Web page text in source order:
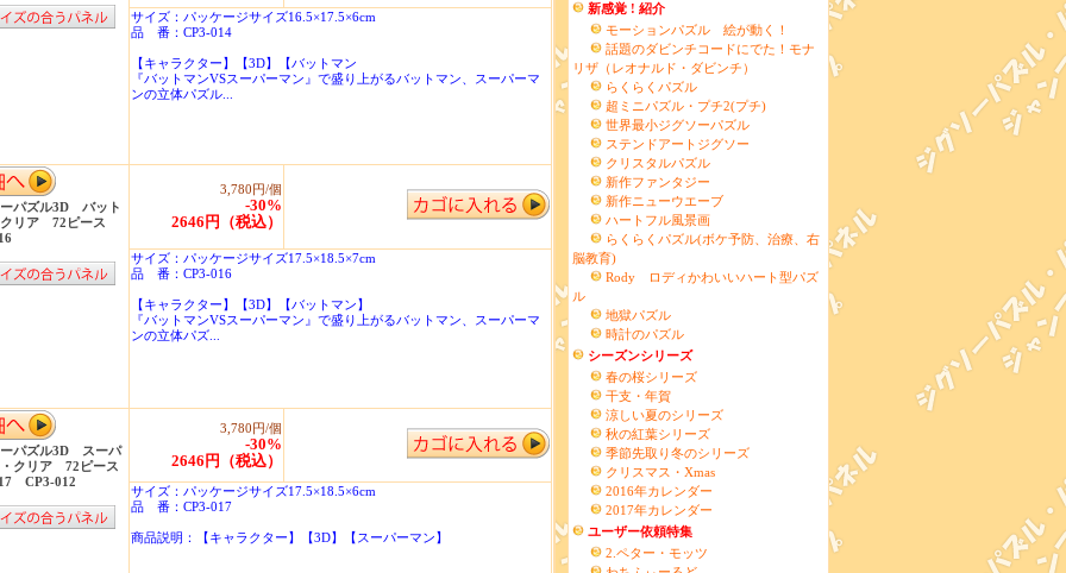
サイズ：パッケージサイズ16.5×17.5×6cm
品 番：CP3-014
【キャラクター】【3D】【バットマン
『バットマンVSスーパーマン』で盛り上がるバットマン、スーパーマ
ンの立体パズル...
パズル3D バット
リア 72ピース
3,780円/個
-30%
2646円（税込）
サイズ：パッケージサイズ17.5×18.5×7cm
品 番：CP3-016
【キャラクター】【3D】【バットマン】
『バットマンVSスーパーマン』で盛り上がるバットマン、スーパーマ
ンの立体パズ...
パズル3D スーパ
クリア 72ピース
CP3-012
3,780円/個
-30%
2646円（税込）
サイズ：パッケージサイズ17.5×18.5×6cm
品 番：CP3-017
商品説明：【キャラクター】【3D】【スーパーマン】
新感覚 ! 紹介
モーションパズル 絵が動く！
話題のダビンチコードにでた！モナ
リザ（レオナルド・ダビンチ）
らくらくパズル
超ミニパズル・プチ2(プチ)
世界最小ジグソーパズル
ステンドアートジグソー
クリスタルパズル
新作ファンタジー
新作ニューウエーブ
ハートフル風景画
らくらくパズル(ボケ予防、治療、右
脳教育)
Rody ロディかわいいハート型パズ
ル
地獄パズル
時計のパズル
シーズンシリーズ
春の桜シリーズ
干支・年賀
涼しい夏のシリーズ
秋の紅葉シリーズ
季節先取り冬のシリーズ
クリスマス・Xmas
2016年カレンダー
2017年カレンダー
ユーザー依頼特集
2.ペター・モッツ